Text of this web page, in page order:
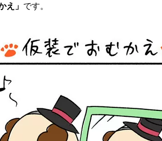
え」 です。